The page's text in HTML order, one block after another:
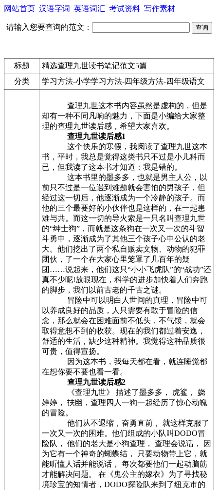
网站首页 汉语字词 英语词汇 考试资料 写作素材
请输入您要查询的范文：
标题
精选查理九世读书笔记范文5篇
分类
学习方法-小学学习方法-四年级方法-四年级语文
查理九世这本书内容虽然是虚构的，但是
却有一种不同凡响的魅力，下面是小编给大家整
理的查理九世读后感，希望大家喜欢。
查理九世读后感1
这个快乐的寒假，我阅读了查理九世这本
书，平时，我总是觉得这类书只不过是小儿科而
已，但我读了这本书才知道：我是错的。
这本书里的墨多多，也就是男主人公，以
前只不过是一位遇到难题就会害怕的男孩子，但
经过这一切后，他逐渐成为一个冷静的孩子。而
他的三个最要好的小伙伴也是这样的，在一起患
难与共。而这一切的导火索是一只名叫查理九世
的“绅士狗”，而就是这条狗在一次又一次的斗智
斗勇中，逐渐成为了其他三个孩子心中公认的老
大。他们挖出了两个私自贩卖文物、动物的犯罪
团伙，了一个在大家心里笼罩了几百年的疑
团……说起来，他们这只“小小飞虎队”的“战功”还
真不少呢!放眼现在，科学的进步加快着人们奔跑
的脚步，我们以前古老的千古之谜。
冒险中可以明白人世间的真理，冒险中可
以养成良好的品质，人只需要有敢于冒险的信
念，那么就会在困难面前不低头，不气馁，就会
取得意想不到的收获。现在的我们都过着安逸，
舒适的生活，缺少这种精神。我觉得这种品质很
可贵，值得宣扬。
因为这本书，我每天都在看，就连睡觉都
在想你要不要也看一看。
查理九世读后感2
《查理九世》 描述了墨多多， 虎鲨， 娆
婷婷， 扶幽，查理四人一狗一起经历了惊心动魄
的冒险。
他们从不退缩，奋勇直前， 就这样克服了
一次又一次的困难。他们组成的小队叫DODO冒
险队， 他们的老大是小狗查理， 查理会说话， 因
为它有一个神奇的蝴蝶结， 只要动物带上它，就
能听懂人话并能说话， 每次都要他们一起动脑筋
才能解决问题。 在《鬼公主的嫁衣》为了寻找秘
境珍宝的知情者，DODO探险队来到了纽克市的